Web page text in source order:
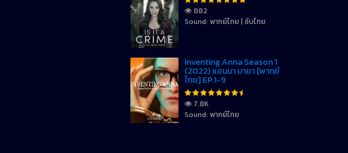
882
Sound: พากย์ไทย | ซับไทย
Inventing Anna Season 1
(2022) แอนนา มายา [พากย์
ไทย] EP.1-9
7.8K
Sound: พากย์ไทย